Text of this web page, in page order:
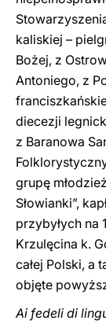
kaliskiej –
Bożej, z
Antoniego, z
diecezji
z Baranowa
grupę
Słowianki”,
przybyłych na
Krzulęcina k.
całej Polski, a
objęte
Ai fedeli di